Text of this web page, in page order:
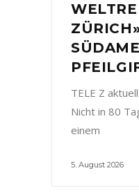
TELE Z
Nicht in 80
einem
5. August 2026